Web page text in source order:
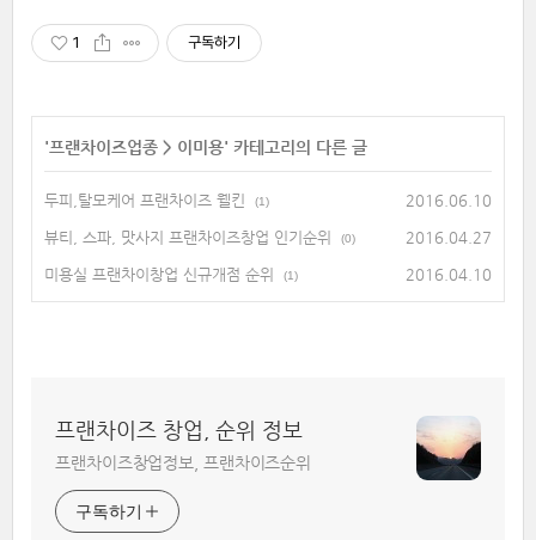
1 구독하기
'프랜차이즈업종 > 이미용' 카테고리의 다른 글
두피,탈모케어 프랜차이즈 웰킨 (1) 2016.06.10
뷰티, 스파, 맛사지 프랜차이즈창업 인기순위 (0) 2016.04.27
미용실 프랜차이창업 신규개점 순위 (1) 2016.04.10
프랜차이즈 창업, 순위 정보
프랜차이즈창업정보, 프랜차이즈순위
구독하기